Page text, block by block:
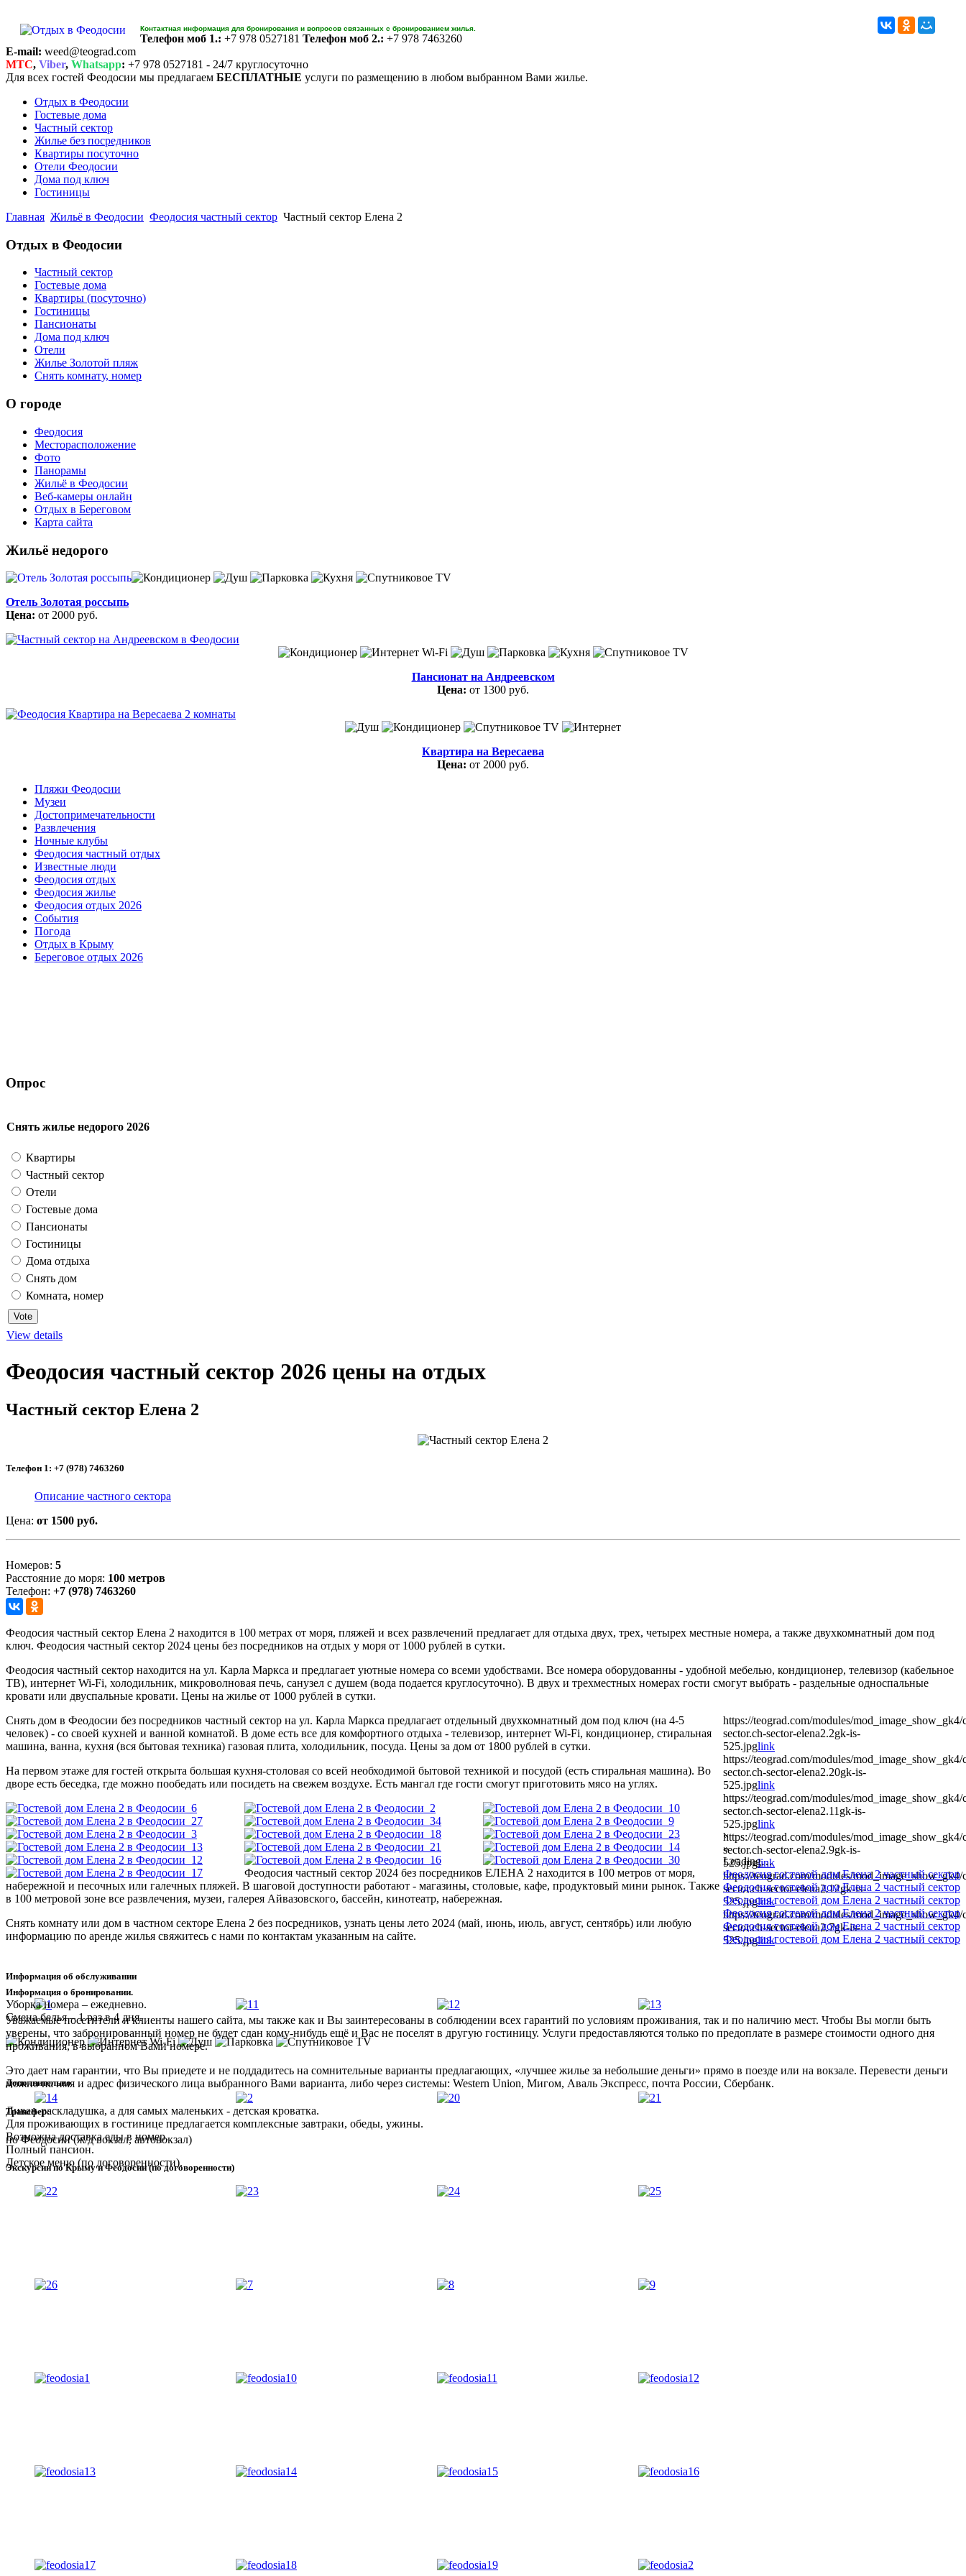
Контактная информация для бронирования и вопросов связанных с бронированием жилья.
Телефон моб 1.: +7 978 0527181 Телефон моб 2.: +7 978 7463260
E-mail: weed@teograd.com
MTC, Viber, Whatsapp: +7 978 0527181 - 24/7 круглосуточно
Для всех гостей Феодосии мы предлагаем БЕСПЛАТНЫЕ услуги по размещению в любом выбранном Вами жилье.
Отдых в Феодосии
Гостевые дома
Частный сектор
Жилье без посредников
Квартиры посуточно
Отели Феодосии
Дома под ключ
Гостиницы
Главная Жильё в Феодосии Феодосия частный сектор Частный сектор Елена 2
Отдых в Феодосии
Частный сектор
Гостевые дома
Квартиры (посуточно)
Гостиницы
Пансионаты
Дома под ключ
Отели
Жилье Золотой пляж
Снять комнату, номер
О городе
Феодосия
Месторасположение
Фото
Панорамы
Жильё в Феодосии
Веб-камеры онлайн
Отдых в Береговом
Карта сайта
Жильё недорого
Отель Золотая россыпь
Цена: от 2000 руб.
Пансионат на Андреевском
Цена: от 1300 руб.
Квартира на Вересаева
Цена: от 2000 руб.
Пляжи Феодосии
Музеи
Достопримечательности
Развлечения
Ночные клубы
Феодосия частный отдых
Известные люди
Феодосия отдых
Феодосия жилье
Феодосия отдых 2026
События
Погода
Отдых в Крыму
Береговое отдых 2026
Опрос
Снять жилье недорого 2026
Квартиры
Частный сектор
Отели
Гостевые дома
Пансионаты
Гостиницы
Дома отдыха
Снять дом
Комната, номер
View details
Феодосия частный сектор 2026 цены на отдых
Частный сектор Елена 2
Телефон 1: +7 (978) 7463260
Описание частного сектора
Цена: от 1500 руб.
Номеров: 5
Расстояние до моря: 100 метров
Телефон: +7 (978) 7463260
Феодосия частный сектор Елена 2 находится в 100 метрах от моря, пляжей и всех развлечений предлагает для отдыха двух, трех, четырех местные номера, а также двухкомнатный дом под
ключ. Феодосия частный сектор 2024 цены без посредников на отдых у моря от 1000 рублей в сутки.
Феодосия частный сектор находится на ул. Карла Маркса и предлагает уютные номера со всеми удобствами. Все номера оборудованны - удобной мебелью, кондиционер, телевизор (кабельное
ТВ), интернет Wi-Fi, холодильник, микроволновая печь, санузел с душем (вода подается круглосуточно). В двух и трехместных номерах гости смогут выбрать - раздельные односпальные
кровати или двуспальные кровати. Цены на жилье от 1000 рублей в сутки.
https://teograd.com/modules/
sector.ch-sector-elena2.2gk-is-
525.jpglink
https://teograd.com/modules/
sector.ch-sector-elena2.20gk-is-
525.jpglink
https://teograd.com/modules/
sector.ch-sector-elena2.11gk-is-
525.jpglink
https://teograd.com/modules/
sector.ch-sector-elena2.9gk-is-
525.jpglink
https://teograd.com/modules/
sector.ch-sector-elena2.12gk-is-
525.jpglink
https://teograd.com/modules/
sector.ch-sector-elena2.7gk-is-
525.jpglink
«
»
Loading…
Феодосия гостевой дом Елена 2 частный сектор
Феодосия гостевой дом Елена 2 частный сектор
Феодосия гостевой дом Елена 2 частный сектор
Феодосия гостевой дом Елена 2 частный сектор
Феодосия гостевой дом Елена 2 частный сектор
Феодосия гостевой дом Елена 2 частный сектор
Снять дом в Феодосии без посредников частный сектор на ул. Карла Маркса предлагает отдельный двухкомнатный дом под ключ (на 4-5
человек) - со своей кухней и ванной комнатой. В доме есть все для комфортного отдыха - телевизор, интернет Wi-Fi, кондиционер, стиральная
машина, ванна, кухня (вся бытовая техника) газовая плита, холодильник, посуда. Цены за дом от 1800 рублей в сутки.
На первом этаже для гостей открыта большая кухня-столовая со всей необходимой бытовой техникой и посудой (есть стиральная машина). Во
дворе есть беседка, где можно пообедать или посидеть на свежем воздухе. Есть мангал где гости смогут приготовить мясо на углях.
Феодосия частный сектор 2024 без посредников ЕЛЕНА 2 находится в 100 метров от моря,
набережной и песочных или галечных пляжей. В шаговой доступности работают - магазины, столовые, кафе, продуктовый мини рынок. Также
в 100 метровой зоне все развлечения, музеи, галерея Айвазовского, бассейн, кинотеатр, набережная.
Снять комнату или дом в частном секторе Елена 2 без посредников, узнать цены лето 2024 (май, июнь, июль, август, сентябрь) или любую
информацию по аренде жилья свяжитесь с нами по контактам указанным на сайте.
Информация об обслуживании
Уборка номера – ежедневно.
Смена белья – 1 раз в 4 дня.
Дополнительно
Диван-раскладушка, а для самых маленьких - детская кроватка.
Для проживающих в гостинице предлагается комплексные завтраки, обеды, ужины.
Возможна доставка еды в номер.
Полный пансион.
Детское меню (по договоренности).
Информация о бронировании.
Уважаемые посетители и клиенты нашего сайта, мы также как и Вы заинтересованы в соблюдении всех гарантий по условиям проживания, так и по наличию мест. Чтобы Вы могли быть
уверены, что забронированный номер не будет сдан кому-нибудь ещё и Вас не поселят в другую гостиницу. Услуги предоставляются только по предоплате в размере стоимости одного дня
проживания, в выбранном Вами номере.
Это дает нам гарантии, что Вы приедете и не поддадитесь на сомнительные варианты предлагающих, «лучшее жилье за небольшие деньги» прямо в поезде или на вокзале. Перевести деньги
можно на имя и адрес физического лица выбранного Вами варианта, либо через системы: Western Union, Мигом, Аваль Экспресс, почта России, Сбербанк.
Трансфер:
по Феодосии (ж/д вокзал, автовокзал)
Экскурсии по Крыму и Феодосии (по договоренности)